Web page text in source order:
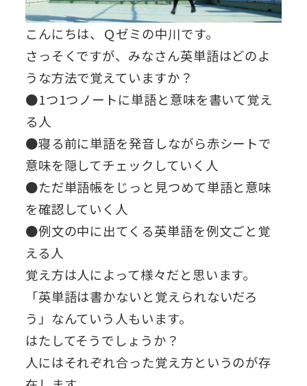
こんにちは、Ｑゼミの中川です。
さっそくですが、みなさん英単語はどのよ
うな方法で覚えていますか？
●1つ1つノートに単語と意味を書いて覚え
る人
●寝る前に単語を発音しながら赤シートで
意味を隠してチェックしていく人
●ただ単語帳をじっと見つめて単語と意味
を確認していく人
●例文の中に出てくる英単語を例文ごと覚
える人
覚え方は人によって様々だと思います。
「英単語は書かないと覚えられないだろ
う」なんていう人もいます。
はたしてそうでしょうか？
人にはそれぞれ合った覚え方というのが存